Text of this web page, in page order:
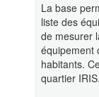
La base
liste des
de mesurer
équipement
habitants.
quartier IRIS.